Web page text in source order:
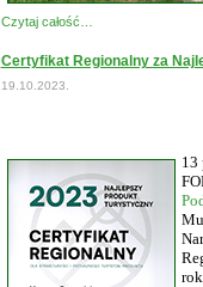
Czytaj całość…
Certyfikat Regionalny za
19.10.2023.
13